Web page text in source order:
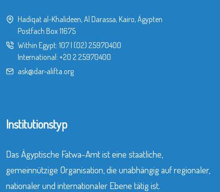
Hadiqat al-Khalideen, Al Darassa, Kairo, Ägypten
Postfach Box 11675
Within Egypt: 107| (02) 25970400
International: +20 2 25970400
ask@dar-alifta.org
Institutionstyp
Das Ägyptische Fatwa-Amt ist eine staatliche,
gemeinnützige Organisation, die unabhängig auf regionaler,
nationaler und internationaler Ebene tätig ist.